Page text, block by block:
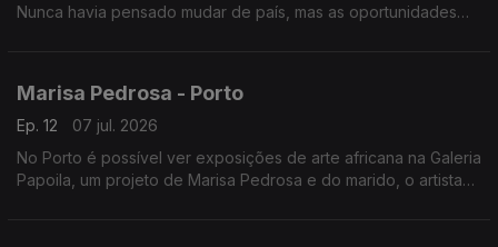
Nunca havia pensado mudar de país, mas as oportunidades
Marisa Pedrosa - Porto
Ep. 12
07 jul. 2026
No Porto é possível ver exposições de arte africana na Galeria
Papoila, um projeto de Marisa Pedrosa e do marido, o artista